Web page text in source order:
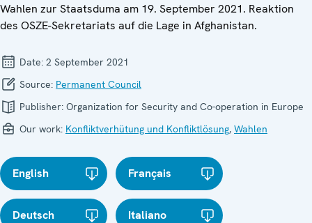
Wahlen zur Staatsduma am 19. September 2021. Reaktion
des OSZE-Sekretariats auf die Lage in Afghanistan.
Date: 2 September 2021
Source: Permanent Council
Publisher: Organization for Security and Co-operation in Europe
Our work: Konfliktverhütung und Konfliktlösung, Wahlen
English Français
Deutsch Italiano